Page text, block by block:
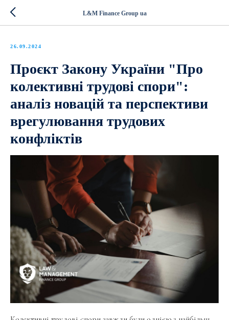
L&M Finance Group ua
26.09.2024
Проєкт Закону України "Про
колективні трудові спори":
аналіз новацій та перспективи
врегулювання трудових
конфліктів